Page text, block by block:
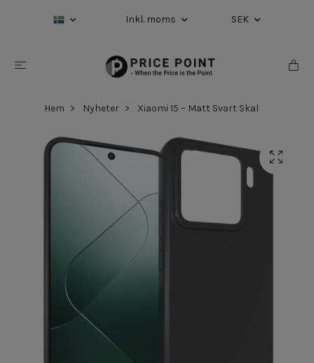
Inkl. moms SEK
Hem Nyheter Xiaomi 15 – Matt Svart Skal